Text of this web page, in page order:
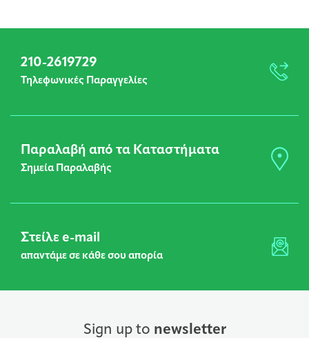
210-2619729
Τηλεφωνικές Παραγγελίες
Παραλαβή από τα Καταστήματα
Σημεία Παραλαβής
Στείλε e-mail
απαντάμε σε κάθε σου απορία
Sign up to newsletter